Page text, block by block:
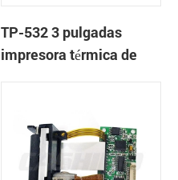
TP-532 3 pulgadas
impresora térmica de